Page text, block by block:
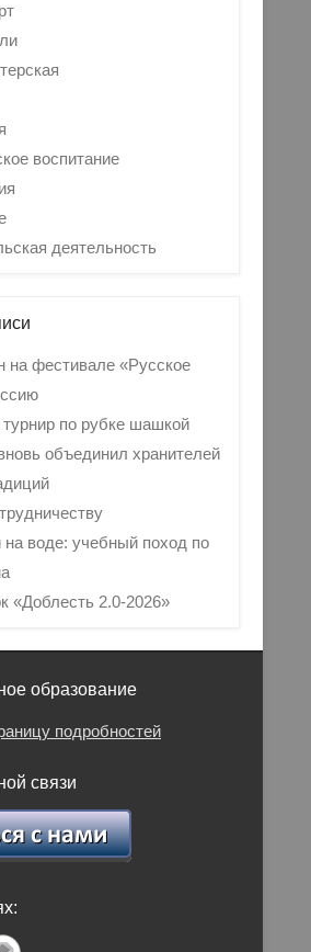
воспитание
деятельность
на фестивале «Русское
по рубке шашкой
объединил хранителей
на воде: учебный поход по
«Доблесть 2.0-2026»
образование
подробностей
связи